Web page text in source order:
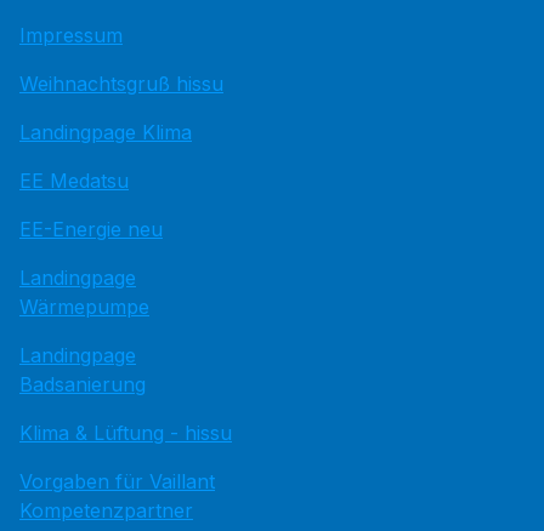
Impressum
Weihnachtsgruß hissu
Landingpage Klima
EE Medatsu
EE-Energie neu
Landingpage
Wärmepumpe
Landingpage
Badsanierung
Klima & Lüftung - hissu
Vorgaben für Vaillant
Kompetenzpartner